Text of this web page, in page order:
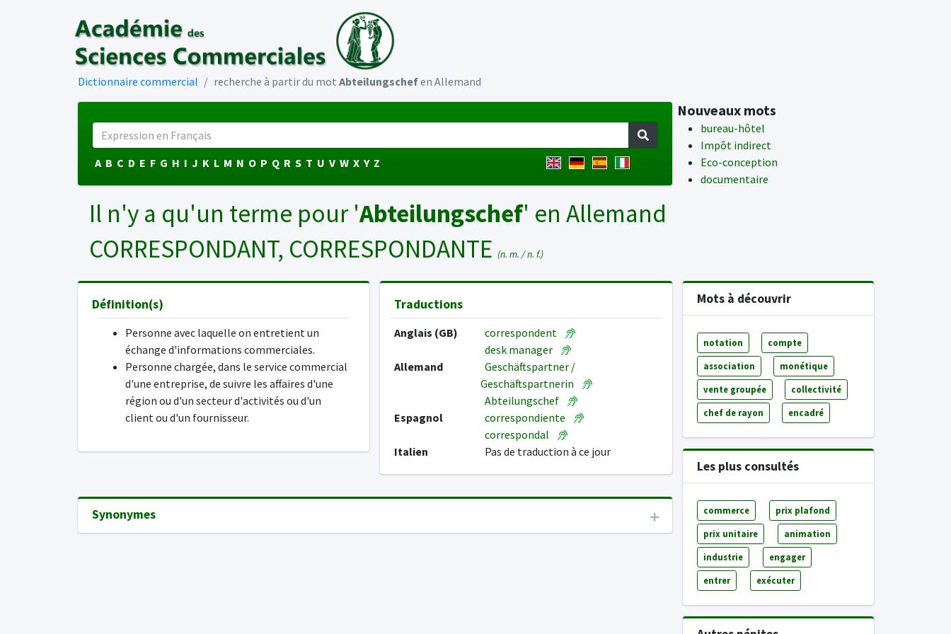
Dictionnaire commercial recherche à partir du mot Abteilungschefen Allemand
A B C D E F G H I J K L M N O P Q R S T U V W X Y Z
Nouveaux mots
bureau-hôtel
Impôt indirect
Eco-conception
documentaire
Il n'y a qu'un terme pour 'Abteilungschef' en Allemand
CORRESPONDANT, CORRESPONDANTE (n. m. / n. f.)
Définition(s)
Personne avec laquelle on entretient un
échange d'informations commerciales.
Personne chargée, dans le service commercial
d'une entreprise, de suivre les affaires d'une
région ou d'un secteur d'activités ou d'un
client ou d'un fournisseur.
Traductions
Anglais (GB)
correspondent
desk manager
Allemand
Geschäftspartner /
Geschäftspartnerin
Abteilungschef
Espagnol
correspondiente
correspondal
Italien
Pas de traduction à ce jour
Synonymes
Mots à découvrir
notation compte
association monétique
vente groupée collectivité
chef de rayon encadré
Les plus consultés
commerce prix plafond
prix unitaire animation
industrie engager
entrer exécuter